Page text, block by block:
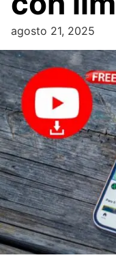
agosto 21, 2025